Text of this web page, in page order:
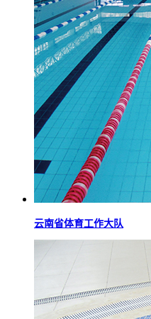
云南省体育工作大队